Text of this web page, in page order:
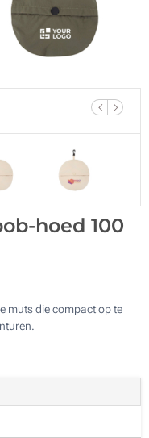
hoed 100
muts die compact op te